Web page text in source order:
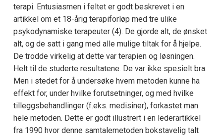
terapi. Entusiasmen i feltet er godt beskrevet i en
artikkel om et 18-årig terapiforløp med tre ulike
psykodynamiske terapeuter (4). De gjorde alt, de ønsket
alt, og de satt i gang med alle mulige tiltak for å hjelpe.
De trodde virkelig at dette var terapien og løsningen.
Helt til de studerte resultatene. De var ikke spesielt bra.
Men i stedet for å undersøke hvem metoden kunne ha
effekt for, under hvilke forutsetninger, og med hvilke
tilleggsbehandlinger (f.eks. medisiner), forkastet man
hele metoden. Dette er godt illustrert i en lederartikkel
fra 1990 hvor denne samtalemetoden bokstavelig talt